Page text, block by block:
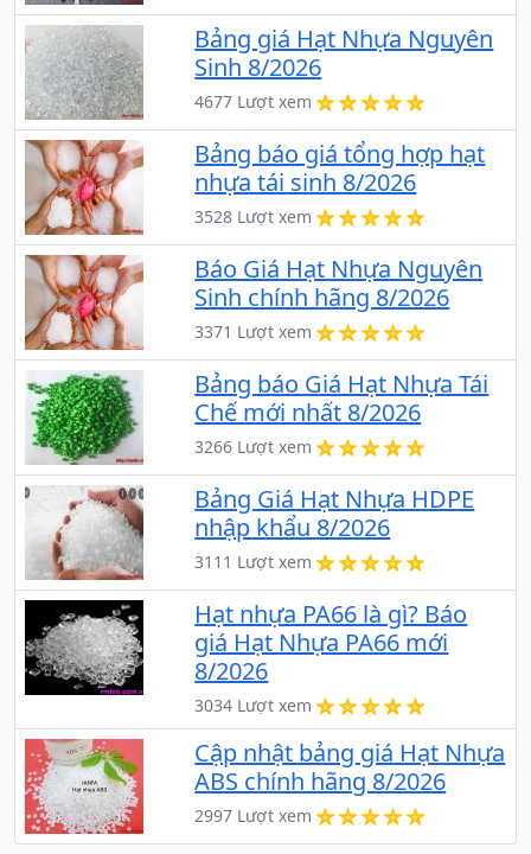
Bảng giá Hạt Nhựa Nguyên
Sinh 8/2026
4677 Lượt xem
Bảng báo giá tổng hợp hạt
nhựa tái sinh 8/2026
3528 Lượt xem
Báo Giá Hạt Nhựa Nguyên
Sinh chính hãng 8/2026
3371 Lượt xem
Bảng báo Giá Hạt Nhựa Tái
Chế mới nhất 8/2026
3266 Lượt xem
Bảng Giá Hạt Nhựa HDPE
nhập khẩu 8/2026
3111 Lượt xem
Hạt nhựa PA66 là gì? Báo
giá Hạt Nhựa PA66 mới
8/2026
3034 Lượt xem
Cập nhật bảng giá Hạt Nhựa
ABS chính hãng 8/2026
2997 Lượt xem